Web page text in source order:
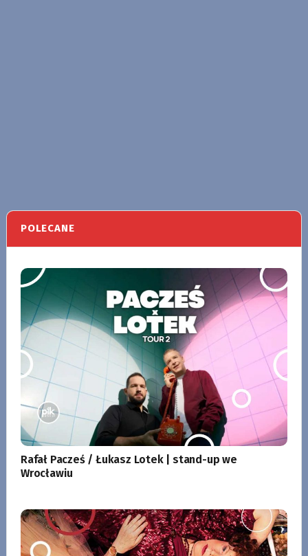
POLECANE
Rafał Pacześ / Łukasz Lotek | stand-up we
Wrocławiu